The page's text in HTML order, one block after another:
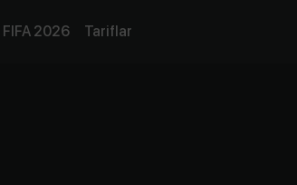
FIFA 2026 Tariflar